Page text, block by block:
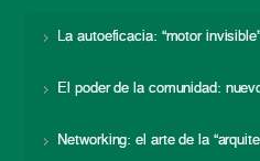
La autoeficacia: “motor
El poder de la comunidad:
Networking: el arte de la